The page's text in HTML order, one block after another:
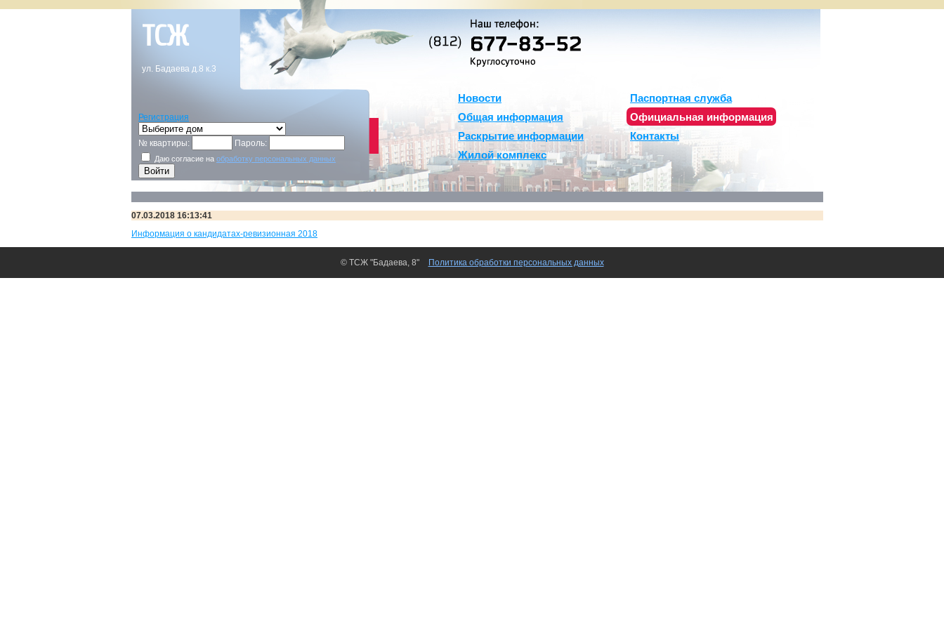
ТСЖ
ул. Бадаева д.8 к.3
Регистрация
№ квартиры: Пароль:
Даю согласие на обработку персональных данных
Новости
Общая информация
Раскрытие информации
Жилой комплекс
Паспортная служба
Официальная информация
Контакты
07.03.2018 16:13:41
Информация о кандидатах-ревизионная 2018
© ТСЖ "Бадаева, 8" Политика обработки персональных данных